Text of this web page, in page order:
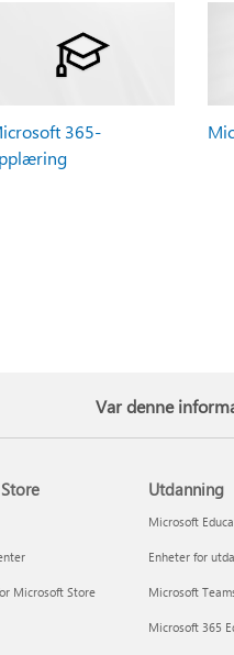
365-
Var denne
Microsoft Store
Utdanning
Microsoft
Enheter for
Microsoft
Microsoft 365